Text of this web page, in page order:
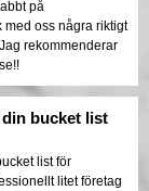
på
med oss några riktigt
rekommenderar
bucket list
list för
litet företag